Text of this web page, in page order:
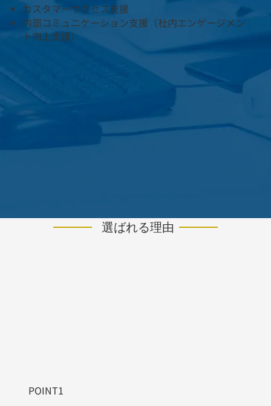
カスタマーサクセス支援
​内部コミュニケーション支援（社内エンゲージメン
ト向上支援）
選ばれる理由
POINT1